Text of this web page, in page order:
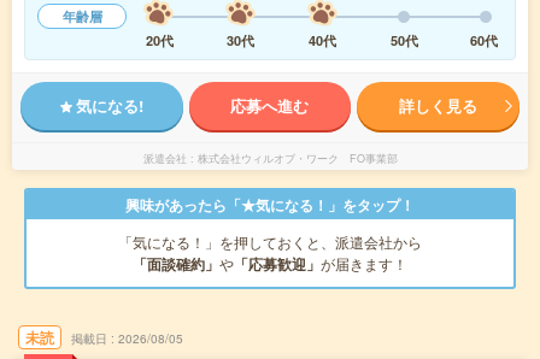
年齢層
20代
30代 40代 50代 60代
気になる! 応募へ進む 詳しく見る
派遣会社 株式会社ウィルオブ・ワーク FO事業部
興味があったら「★気になる！」をタップ！
「気になる！」を押しておくと、派遣会社から
「面談確約」 や 「応募歓迎」 が届きます！
未読 掲載日 2026/08/05